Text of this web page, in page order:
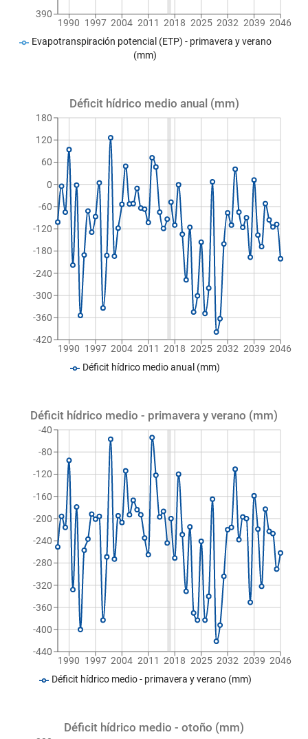
1990 1997 2004 2011 2018 2025 2032 2039 2046
390
Evapotranspiración potencial (ETP) - primavera y verano
(mm)
Déficit hídrico medio anual (mm)
1990 1997 2004 2011 2018 2025 2032 2039 2046
-420
-360
-300
-240
-180
-120
-60
0
60
120
180
Déficit hídrico medio anual (mm)
Déficit hídrico medio - primavera y verano (mm)
1990 1997 2004 2011 2018 2025 2032 2039 2046
-440
-400
-360
-320
-280
-240
-200
-160
-120
-80
-40
Déficit hídrico medio - primavera y verano (mm)
Déficit hídrico medio - otoño (mm)